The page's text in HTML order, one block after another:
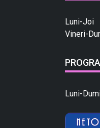
Luni-Joi
Vineri-
Luni-